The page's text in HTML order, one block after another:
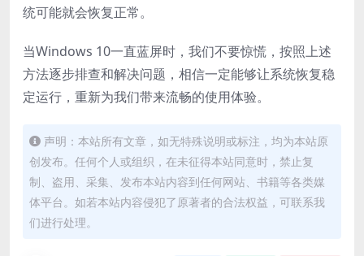
统可能就会恢复正常。
当Windows 10一直蓝屏时，我们不要惊慌，按照上述
方法逐步排查和解决问题，相信一定能够让系统恢复稳
定运行，重新为我们带来流畅的使用体验。
声明：本站所有文章，如无特殊说明或标注，均为本站原
创发布。任何个人或组织，在未征得本站同意时，禁止复
制、盗用、采集、发布本站内容到任何网站、书籍等各类媒
体平台。如若本站内容侵犯了原著者的合法权益，可联系我
们进行处理。